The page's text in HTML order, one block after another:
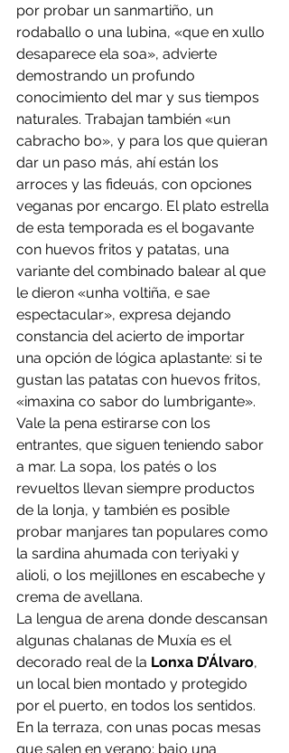
por probar un sanmartiño, un
rodaballo o una lubina, «que en xullo
desaparece ela soa», advierte
demostrando un profundo
conocimiento del mar y sus tiempos
naturales. Trabajan también «un
cabracho bo», y para los que quieran
dar un paso más, ahí están los
arroces y las fideuás, con opciones
veganas por encargo. El plato estrella
de esta temporada es el bogavante
con huevos fritos y patatas, una
variante del combinado balear al que
le dieron «unha voltiña, e sae
espectacular», expresa dejando
constancia del acierto de importar
una opción de lógica aplastante: si te
gustan las patatas con huevos fritos,
«imaxina co sabor do lumbrigante».
Vale la pena estirarse con los
entrantes, que siguen teniendo sabor
a mar. La sopa, los patés o los
revueltos llevan siempre productos
de la lonja, y también es posible
probar manjares tan populares como
la sardina ahumada con teriyaki y
alioli, o los mejillones en escabeche y
crema de avellana.
La lengua de arena donde descansan
algunas chalanas de Muxía es el
decorado real de la Lonxa D’Álvaro,
un local bien montado y protegido
por el puerto, en todos los sentidos.
En la terraza, con unas pocas mesas
que salen en verano; bajo una